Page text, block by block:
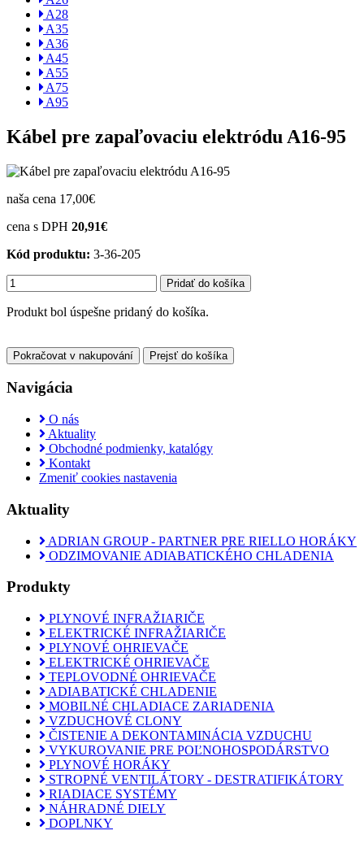
A28
A35
A36
A45
A55
A75
A95
Kábel pre zapaľovaciu elektródu A16-95
naša cena 17,00€
cena s DPH 20,91€
Kód produktu: 3-36-205
Produkt bol úspešne pridaný do košíka.
Pokračovat v nakupování Prejsť do košíka
Navigácia
O nás
Aktuality
Obchodné podmienky, katalógy
Kontakt
Zmeniť cookies nastavenia
Aktuality
ADRIAN GROUP - PARTNER PRE RIELLO HORÁKY
ODZIMOVANIE ADIABATICKÉHO CHLADENIA
Produkty
PLYNOVÉ INFRAŽIARIČE
ELEKTRICKÉ INFRAŽIARIČE
PLYNOVÉ OHRIEVAČE
ELEKTRICKÉ OHRIEVAČE
TEPLOVODNÉ OHRIEVAČE
ADIABATICKÉ CHLADENIE
MOBILNÉ CHLADIACE ZARIADENIA
VZDUCHOVÉ CLONY
ČISTENIE A DEKONTAMINÁCIA VZDUCHU
VYKUROVANIE PRE POĽNOHOSPODÁRSTVO
PLYNOVÉ HORÁKY
STROPNÉ VENTILÁTORY - DESTRATIFIKÁTORY
RIADIACE SYSTÉMY
NÁHRADNÉ DIELY
DOPLNKY